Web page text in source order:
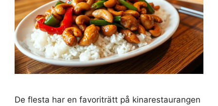
De flesta har en favoriträtt på kinarestaurangen